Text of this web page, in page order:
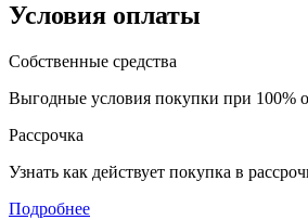
Условия оплаты
Собственные средства
Выгодные условия покупки при 100%
Рассрочка
Узнать как действует покупка в
Подробнее